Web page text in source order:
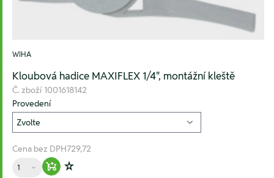
WIHA
Kloubová hadice MAXIFLEX 1/4", montážní kleště
Č. zboží 1001618142
Provedení
Cena bez DPH729,72
Množství
Warenkorb hinzufügen
Zur Wunschliste hinzufügen